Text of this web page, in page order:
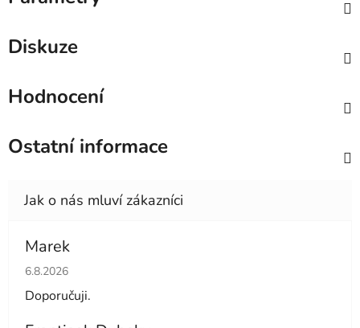
Diskuze
Hodnocení
Ostatní informace
Marek
Hodnocení obchodu je 4 z 5 hvězdiček.
6.8.2026
Doporučuji.